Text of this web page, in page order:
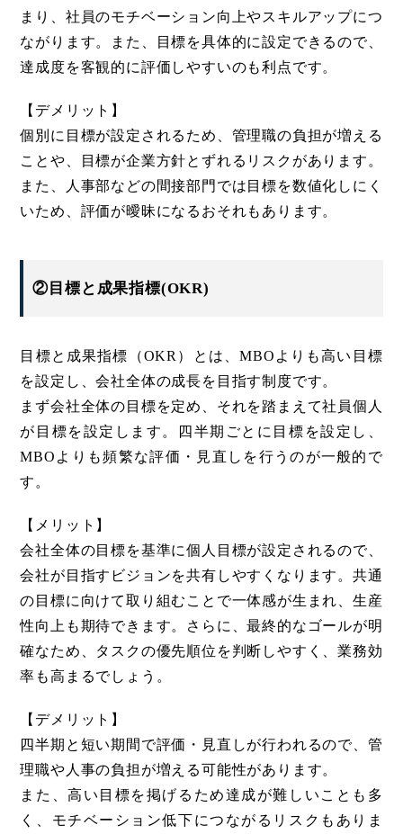
まり、社員のモチベーション向上やスキルアップにつ
ながります。また、目標を具体的に設定できるので、
達成度を客観的に評価しやすいのも利点です。
【デメリット】
個別に目標が設定されるため、管理職の負担が増える
ことや、目標が企業方針とずれるリスクがあります。
また、人事部などの間接部門では目標を数値化しにく
いため、評価が曖昧になるおそれもあります。
②目標と成果指標(OKR)
目標と成果指標（OKR）とは、MBOよりも高い目標
を設定し、会社全体の成長を目指す制度です。
まず会社全体の目標を定め、それを踏まえて社員個人
が目標を設定します。四半期ごとに目標を設定し、
MBOよりも頻繁な評価・見直しを行うのが一般的で
す。
【メリット】
会社全体の目標を基準に個人目標が設定されるので、
会社が目指すビジョンを共有しやすくなります。共通
の目標に向けて取り組むことで一体感が生まれ、生産
性向上も期待できます。さらに、最終的なゴールが明
確なため、タスクの優先順位を判断しやすく、業務効
率も高まるでしょう。
【デメリット】
四半期と短い期間で評価・見直しが行われるので、管
理職や人事の負担が増える可能性があります。
また、高い目標を掲げるため達成が難しいことも多
く、モチベーション低下につながるリスクもありま